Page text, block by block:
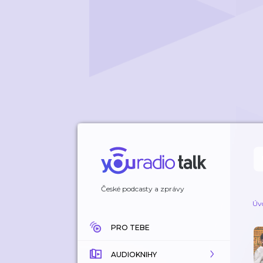
České podcasty a zprávy
PRO TEBE
AUDIOKNIHY